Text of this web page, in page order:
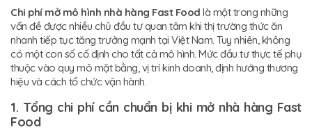
Chi phí mở mô hình nhà hàng Fast Food là một trong những
vấn đề được nhiều chủ đầu tư quan tâm khi thị trường thức ăn
nhanh tiếp tục tăng trưởng mạnh tại Việt Nam. Tuy nhiên, không
có một con số cố định cho tất cả mô hình. Mức đầu tư thực tế phụ
thuộc vào quy mô mặt bằng, vị trí kinh doanh, định hướng thương
hiệu và cách tổ chức vận hành.
1. Tổng chi phí cần chuẩn bị khi mở nhà hàng Fast
Food